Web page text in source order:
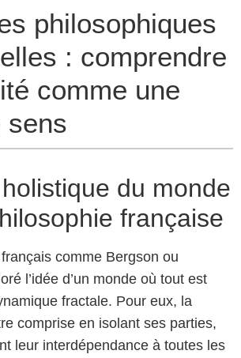
philosophiques
: comprendre
comme une
sens
du monde
française
comme Bergson ou
l’idée d’un monde où tout est
fractale. Pour eux, la
comprise en isolant ses parties,
leur interdépendance à toutes les